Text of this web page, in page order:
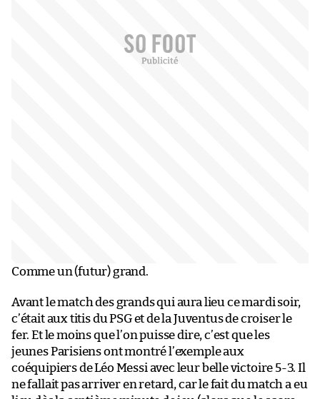
Comme un (futur) grand.
Avant le match des grands qui aura lieu ce mardi soir,
c’était aux titis du PSG et de la Juventus de croiser le
fer. Et le moins que l’on puisse dire, c’est que les
jeunes Parisiens ont montré l’exemple aux
coéquipiers de Léo Messi avec leur belle victoire 5-3. Il
ne fallait pas arriver en retard, car le fait du match a eu